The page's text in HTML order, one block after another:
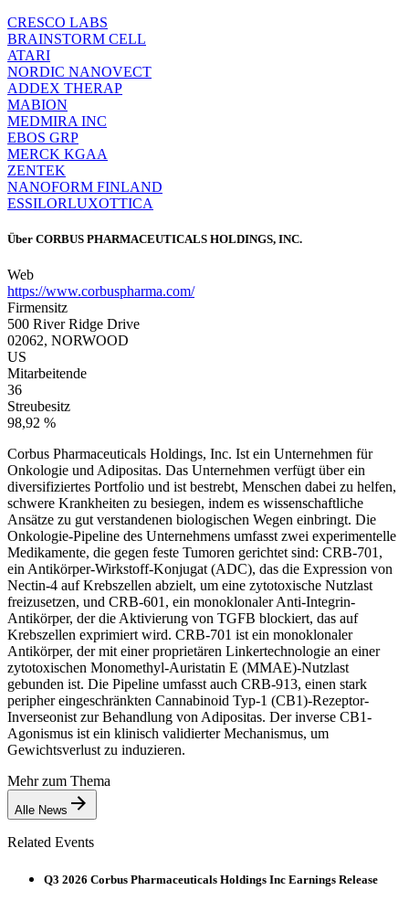
CRESCO LABS
BRAINSTORM CELL
ATARI
NORDIC NANOVECT
ADDEX THERAP
MABION
MEDMIRA INC
EBOS GRP
MERCK KGAA
ZENTEK
NANOFORM FINLAND
ESSILORLUXOTTICA
Über CORBUS PHARMACEUTICALS HOLDINGS, INC.
Web
https://www.corbuspharma.com/
Firmensitz
500 River Ridge Drive
02062, NORWOOD
US
Mitarbeitende
36
Streubesitz
98,92 %
Corbus Pharmaceuticals Holdings, Inc. Ist ein Unternehmen für
Onkologie und Adipositas. Das Unternehmen verfügt über ein
diversifiziertes Portfolio und ist bestrebt, Menschen dabei zu helfen,
schwere Krankheiten zu besiegen, indem es wissenschaftliche
Ansätze zu gut verstandenen biologischen Wegen einbringt. Die
Onkologie-Pipeline des Unternehmens umfasst zwei experimentelle
Medikamente, die gegen feste Tumoren gerichtet sind: CRB-701,
ein Antikörper-Wirkstoff-Konjugat (ADC), das die Expression von
Nectin-4 auf Krebszellen abzielt, um eine zytotoxische Nutzlast
freizusetzen, und CRB-601, ein monoklonaler Anti-Integrin-
Antikörper, der die Aktivierung von TGFB blockiert, das auf
Krebszellen exprimiert wird. CRB-701 ist ein monoklonaler
Antikörper, der mit einer proprietären Linkertechnologie an einer
zytotoxischen Monomethyl-Auristatin E (MMAE)-Nutzlast
gebunden ist. Die Pipeline umfasst auch CRB-913, einen stark
peripher eingeschränkten Cannabinoid Typ-1 (CB1)-Rezeptor-
Inverseonist zur Behandlung von Adipositas. Der inverse CB1-
Agonismus ist ein klinisch validierter Mechanismus, um
Gewichtsverlust zu induzieren.
Mehr zum Thema
Alle News
Related Events
Q3 2026 Corbus Pharmaceuticals Holdings Inc Earnings Release